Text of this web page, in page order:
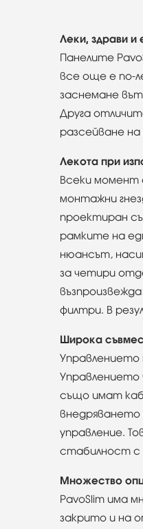
Леки, здрави и
Панелите
все още е по-
заснемане
Друга
разсейване
Лекота при
Всеки момент
монтажни
проектиран
рамките на
нюансът,
за четири
филтри. В
Широка
Управлението
Управлението
също имат
внедряването
управление.
стабилност с
Множество
PavoSlim има
закрито и на